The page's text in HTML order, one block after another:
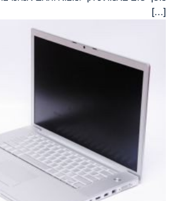
[...]